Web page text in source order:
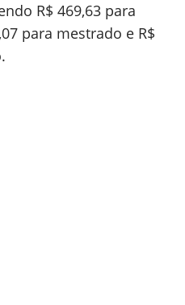
R$ 469,63 para
para mestrado e R$